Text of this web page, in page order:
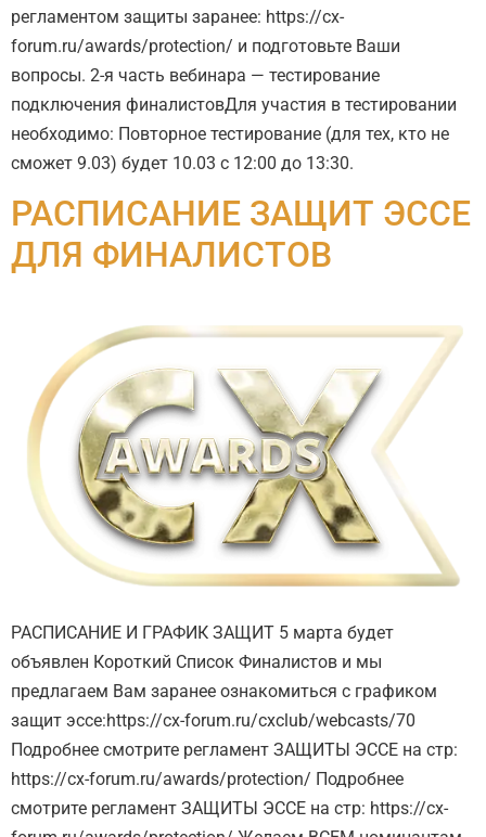
регламентом защиты заранее: https://cx-
forum.ru/awards/protection/ и подготовьте Ваши
вопросы. 2-я часть вебинара — тестирование
подключения финалистовДля участия в тестировании
необходимо: Повторное тестирование (для тех, кто не
сможет 9.03) будет 10.03 с 12:00 до 13:30.
РАСПИСАНИЕ ЗАЩИТ ЭССЕ
ДЛЯ ФИНАЛИСТОВ
РАСПИСАНИЕ И ГРАФИК ЗАЩИТ 5 марта будет
объявлен Короткий Список Финалистов и мы
предлагаем Вам заранее ознакомиться с графиком
защит эссе:https://cx-forum.ru/cxclub/webcasts/70
Подробнее смотрите регламент ЗАЩИТЫ ЭССЕ на стр:
https://cx-forum.ru/awards/protection/ Подробнее
смотрите регламент ЗАЩИТЫ ЭССЕ на стр: https://cx-